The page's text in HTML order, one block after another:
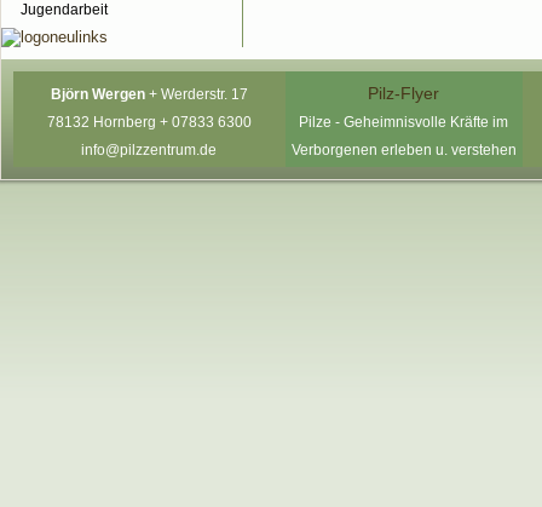
Jugendarbeit
Björn Wergen + Werderstr. 17
78132 Hornberg + 07833 6300
info@pilzzentrum.de
Pilz-Flyer
Pilze - Geheimnisvolle Kräfte im
Verborgenen erleben u. verstehen